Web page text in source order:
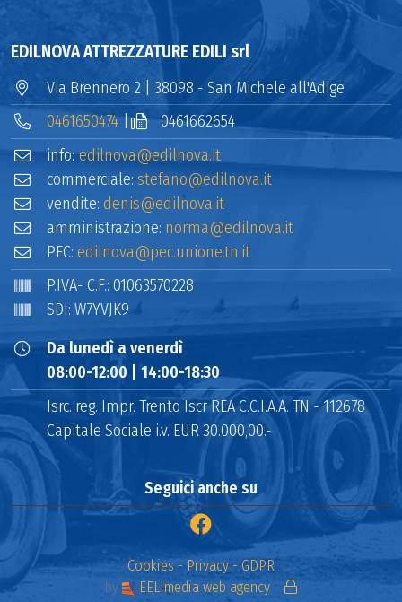
EDILNOVA ATTREZZATURE EDILI srl
Via Brennero 2 | 38098 - San Michele all'Adige
0461650474|
0461662654
info:edilnova@edilnova.it
commerciale: stefano@edilnova.it
vendite: denis@edilnova.it
amministrazione: norma@edilnova.it
PEC: edilnova@pec.unione.tn.it
P.IVA- C.F.: 01063570228
SDI: W7YVJK9
Da lunedì a venerdì
08:00-12:00 | 14:00-18:30
Isrc. reg. Impr. Trento Iscr REA C.C.I.A.A. TN - 112678
Capitale Sociale i.v. EUR 30.000,00.-
Seguici anche su
Cookies - Privacy - GDPR
by
EELImedia web agency